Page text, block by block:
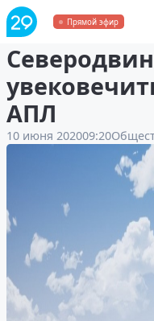
Прямой эфир
Пока вы
АПЛ
10 июня 202009:20